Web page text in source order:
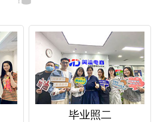
毕业照二